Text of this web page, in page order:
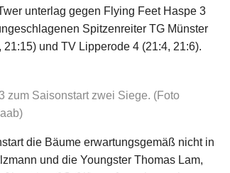
unterlag gegen Flying Feet Haspe 3
Spitzenreiter TG Münster
und TV Lipperode 4 (21:4, 21:6).
zum Saisonstart zwei Siege. (Foto
die Bäume erwartungsgemäß nicht in
und die Youngster Thomas Lam,